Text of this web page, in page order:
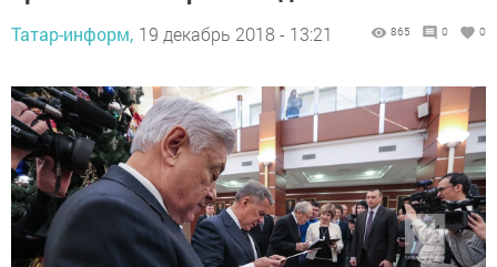
Татар-информ, 19 декабрь 2018 - 13:21 865 0 0